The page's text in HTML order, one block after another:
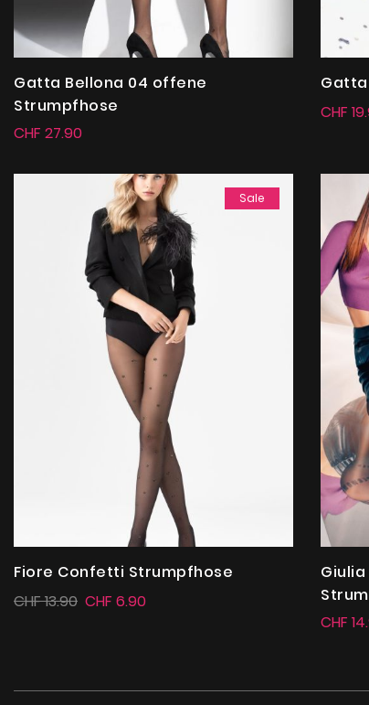
Gatta Bellona 04 offene
Strumpfhose
CHF 27.90
Gatta
CHF
Sale
Fiore Confetti Strumpfhose
CHF 6.90
CHF 13.90
CHF